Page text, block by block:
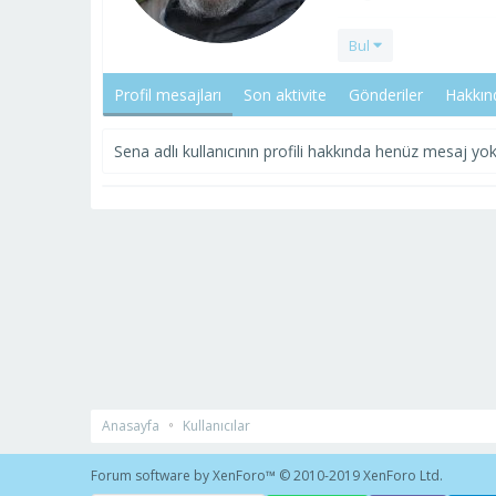
Bul
Profil mesajları Son aktivite Gönderiler
Sena adlı kullanıcının profili hakkında henüz mesaj
Anasayfa Kullanıcılar
Forum software by XenForo™ © 2010-2019 XenForo Ltd.